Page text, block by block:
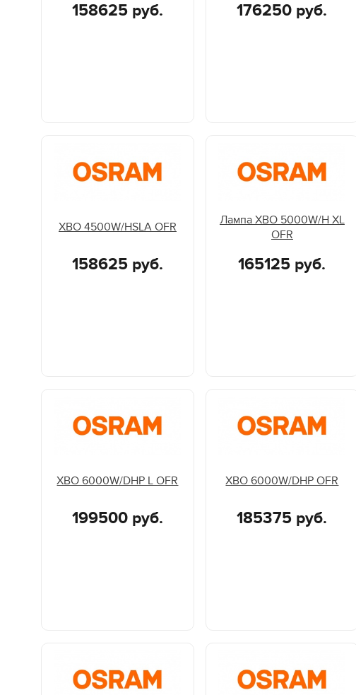
158625 руб. 176250 руб.
XBO 4500W/HSLA OFR
158625 руб.
Лампа XBO 5000W/H XL
OFR
165125 руб.
XBO 6000W/DHP L OFR
199500 руб.
XBO 6000W/DHP OFR
185375 руб.